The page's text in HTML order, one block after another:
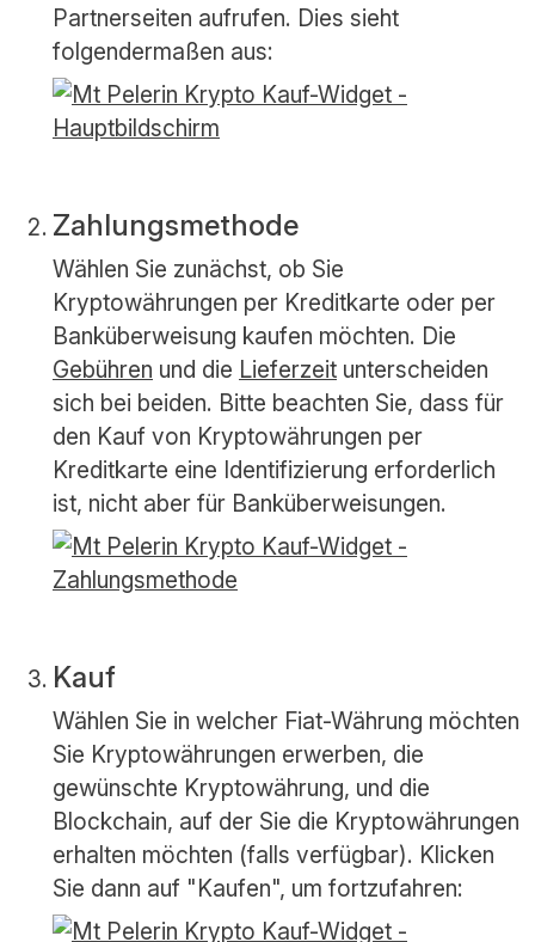
Partnerseiten aufrufen. Dies sieht
folgendermaßen aus:
Zahlungsmethode
Wählen Sie zunächst, ob Sie
Kryptowährungen per Kreditkarte oder per
Banküberweisung kaufen möchten. Die
Gebühren und die Lieferzeit unterscheiden
sich bei beiden. Bitte beachten Sie, dass für
den Kauf von Kryptowährungen per
Kreditkarte eine Identifizierung erforderlich
ist, nicht aber für Banküberweisungen.
Kauf
Wählen Sie in welcher Fiat-Währung möchten
Sie Kryptowährungen erwerben, die
gewünschte Kryptowährung, und die
Blockchain, auf der Sie die Kryptowährungen
erhalten möchten (falls verfügbar). Klicken
Sie dann auf "Kaufen", um fortzufahren: